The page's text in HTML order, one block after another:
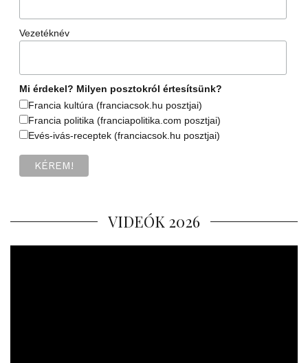
Vezetéknév
Mi érdekel? Milyen posztokról értesítsünk?
Francia kultúra (franciacsok.hu posztjai)
Francia politika (franciapolitika.com posztjai)
Evés-ivás-receptek (franciacsok.hu posztjai)
VIDEÓK 2026